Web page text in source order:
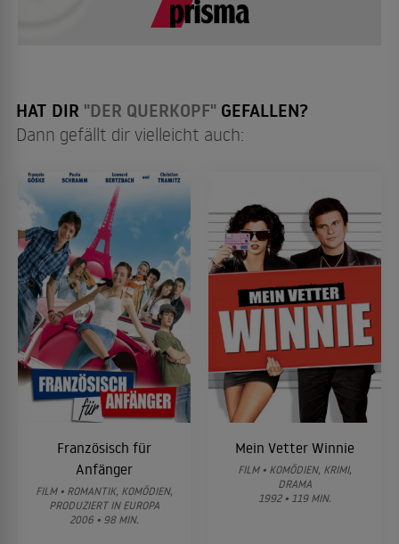
HAT DIR "DER QUERKOPF" GEFALLEN?
Dann gefällt dir vielleicht auch:
Französisch für
Anfänger
FILM • ROMANTIK, KOMÖDIEN,
PRODUZIERT IN EUROPA
2006 • 98 MIN.
Mein Vetter Winnie
FILM • KOMÖDIEN, KRIMI,
DRAMA
1992 • 119 MIN.